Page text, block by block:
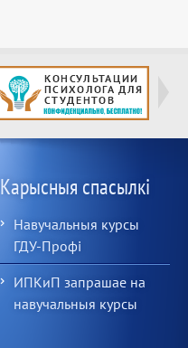
Карысныя спасылкі
Навучальныя курсы
ГДУ-Профі
ИПКиП запрашае на
навучальныя курсы